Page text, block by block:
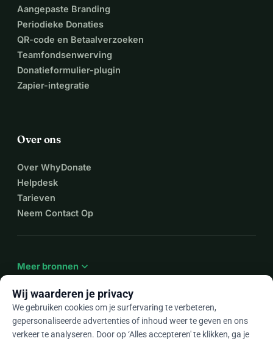
Aangepaste Branding
Periodieke Donaties
QR-code en Betaalverzoeken
Teamfondsenwerving
Donatieformulier-plugin
Zapier-integratie
Over ons
Over WhyDonate
Helpdesk
Tarieven
Neem Contact Op
Meer bronnen expand_more
Nlarrow_drop_down
Wij waarderen je privacy
We gebruiken cookies om je surfervaring te verbeteren,
gepersonaliseerde advertenties of inhoud weer te geven en ons
verkeer te analyseren. Door op ‘Alles accepteren' te klikken, ga je